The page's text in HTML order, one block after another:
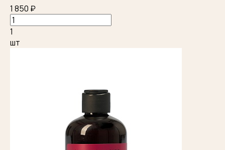
1 850 ₽
1
шт